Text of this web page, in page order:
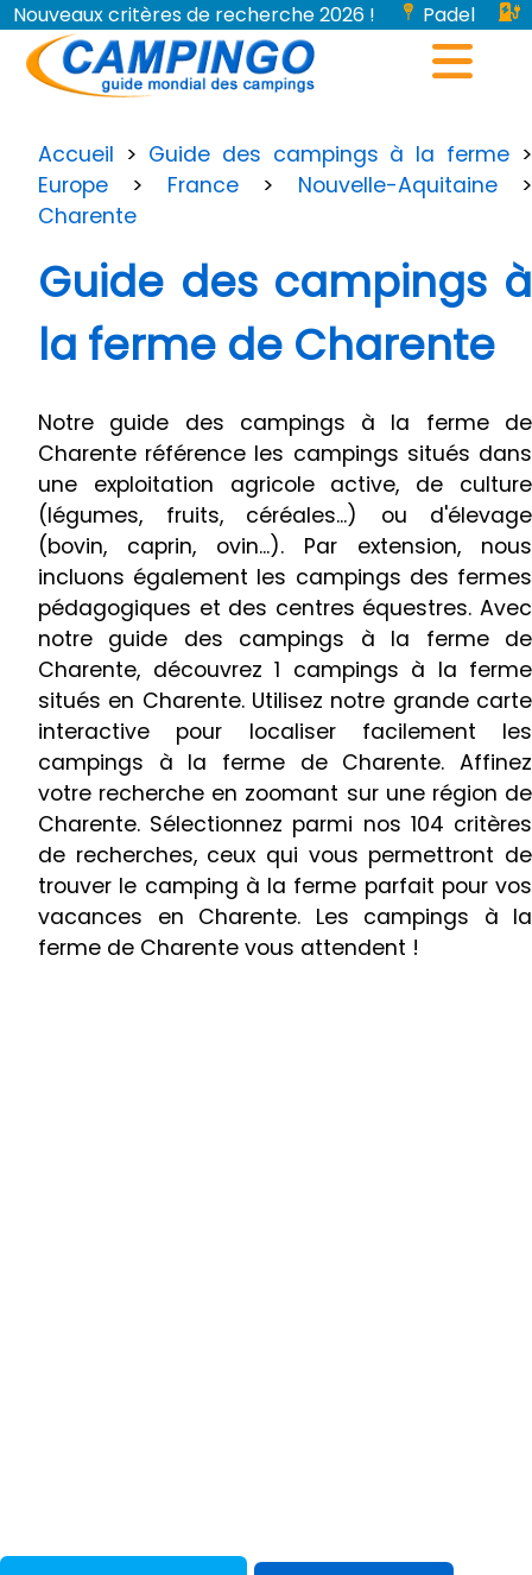
Nouveaux critères de recherche 2026 !
Padel
Bornes de recharge pour véhicules électriques...
Accueil > Guide des campings à la ferme >
Europe > France> Nouvelle-Aquitaine>
Charente
Guide des campings à
la ferme de Charente
Notre guide des campings à la ferme de
Charente référence les campings situés dans
une exploitation agricole active, de culture
(légumes, fruits, céréales...) ou d'élevage
(bovin, caprin, ovin...). Par extension, nous
incluons également les campings des fermes
pédagogiques et des centres équestres. Avec
notre guide des campings à la ferme de
Charente, découvrez 1 campings à la ferme
situés en Charente. Utilisez notre grande carte
interactive pour localiser facilement les
campings à la ferme de Charente. Affinez
votre recherche en zoomant sur une région de
Charente. Sélectionnez parmi nos 104 critères
de recherches, ceux qui vous permettront de
trouver le camping à la ferme parfait pour vos
vacances en Charente. Les campings à la
ferme de Charente vous attendent !